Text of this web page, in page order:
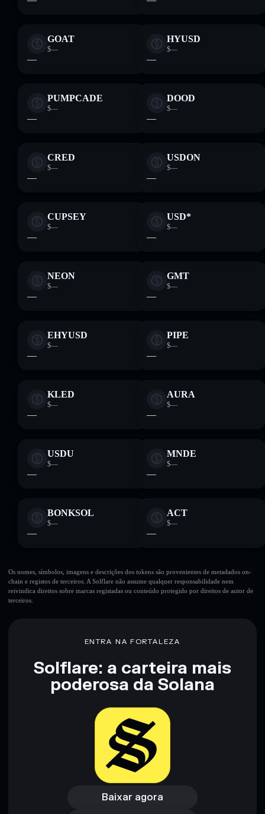
GOAT
$—
—
HYUSD
$—
—
PUMPCADE
$—
—
DOOD
$—
—
CRED
$—
—
USDON
$—
—
CUPSEY
$—
—
USD*
$—
—
NEON
$—
—
GMT
$—
—
EHYUSD
$—
—
PIPE
$—
—
KLED
$—
—
AURA
$—
—
USDU
$—
—
MNDE
$—
—
BONKSOL
$—
—
ACT
$—
—
Os nomes, símbolos, imagens e descrições dos tokens são provenientes de metadados on-
chain e registos de terceiros. A Solflare não assume qualquer responsabilidade nem
reivindica direitos sobre marcas registadas ou conteúdo protegido por direitos de autor de
terceiros.
ENTRA NA FORTALEZA
Solflare: a carteira mais
poderosa da Solana
Baixar agora
Baixar agora
Acessar carteira